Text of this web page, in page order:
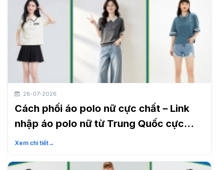
28-07-2026
Cách phối áo polo nữ cực chất – Link
nhập áo polo nữ từ Trung Quốc cực
nhanh
Xem chi tiết→